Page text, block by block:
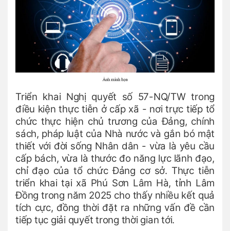
Triển khai Nghị quyết số 57-NQ/TW trong
điều kiện thực tiễn ở cấp xã - nơi trực tiếp tổ
chức thực hiện chủ trương của Đảng, chính
sách, pháp luật của Nhà nước và gắn bó mật
thiết với đời sống Nhân dân - vừa là yêu cầu
cấp bách, vừa là thước đo năng lực lãnh đạo,
chỉ đạo của tổ chức Đảng cơ sở. Thực tiễn
triển khai tại xã Phú Sơn Lâm Hà, tỉnh Lâm
Đồng trong năm 2025 cho thấy nhiều kết quả
tích cực, đồng thời đặt ra những vấn đề cần
tiếp tục giải quyết trong thời gian tới.